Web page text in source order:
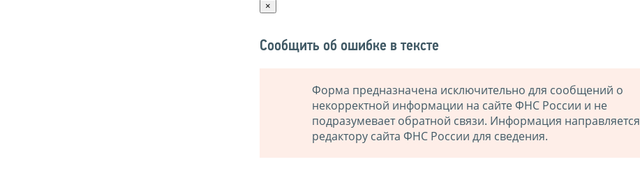
×
Сообщить об ошибке в тексте
Форма предназначена исключительно для сообщений о
некорректной информации на сайте ФНС России и не
подразумевает обратной связи. Информация направляется
редактору сайта ФНС России для сведения.